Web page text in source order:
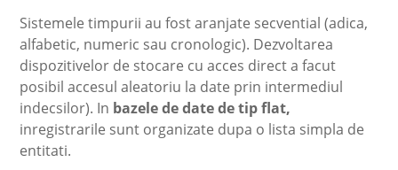
Sistemele timpurii au fost aranjate secvential (adica,
alfabetic, numeric sau cronologic). Dezvoltarea
dispozitivelor de stocare cu acces direct a facut
posibil accesul aleatoriu la date prin intermediul
indecsilor). In bazele de date de tip flat,
inregistrarile sunt organizate dupa o lista simpla de
entitati.